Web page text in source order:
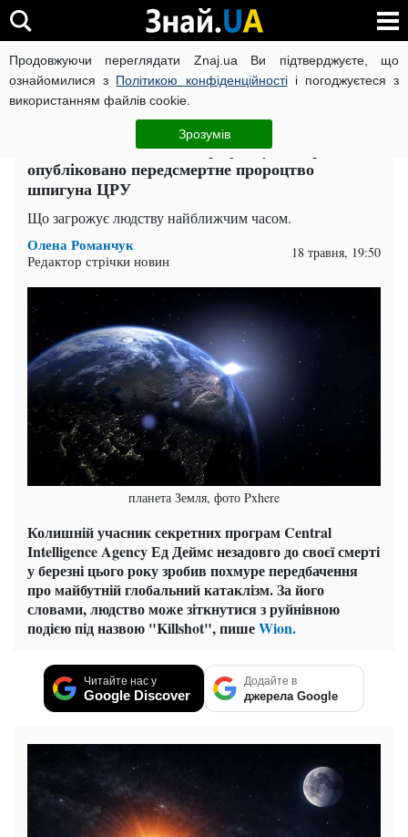
Продовжуючи переглядати Znaj.ua Ви підтверджуєте, що
ознайомилися з Політикою конфіденційностіі погоджуєтеся з
використанням файлів cookie.
Зрозумів
ВІЙНА РОСІЇ ПРОТИ УКРАЇНИ КОРОНАВІРУС В УКРАЇНІ
ЧИТАТЬ НА РУССКОМ
Світ зіткнеться з катастрофою у 2026 році:
опубліковано передсмертне пророцтво
шпигуна ЦРУ
Що загрожує людству найближчим часом.
Олена Романчук
Редактор стрічки новин 18 травня, 19:50
планета Земля, фото Pxhere
Колишній учасник секретних програм Central
Intelligence Agency Ед Деймс незадовго до своєї смерті
у березні цього року зробив похмуре передбачення
про майбутній глобальний катаклізм. За його
словами, людство може зіткнутися з руйнівною
подією під назвою "Killshot", пишеWion.
Читайте нас у
Google Discover
Додайте в
джерела Google